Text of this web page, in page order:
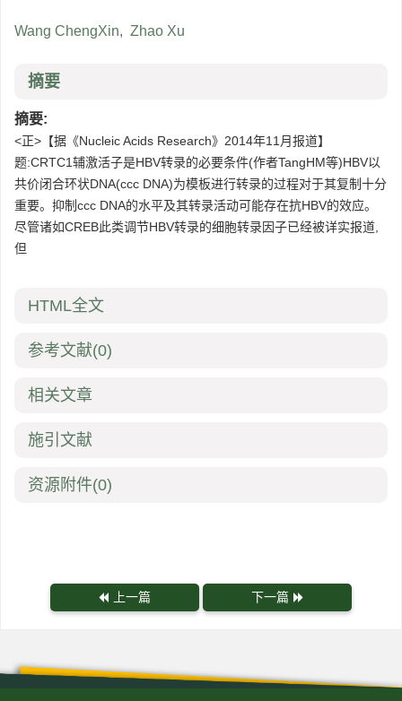
Wang ChengXin, Zhao Xu
摘要
摘要:
<正>【据《Nucleic Acids Research》2014年11月报道】
题:CRTC1辅激活子是HBV转录的必要条件(作者TangHM等)HBV以
共价闭合环状DNA(ccc DNA)为模板进行转录的过程对于其复制十分
重要。抑制ccc DNA的水平及其转录活动可能存在抗HBV的效应。
尽管诸如CREB此类调节HBV转录的细胞转录因子已经被详实报道,
但
HTML全文
参考文献(0)
相关文章
施引文献
资源附件(0)
上一篇 下一篇